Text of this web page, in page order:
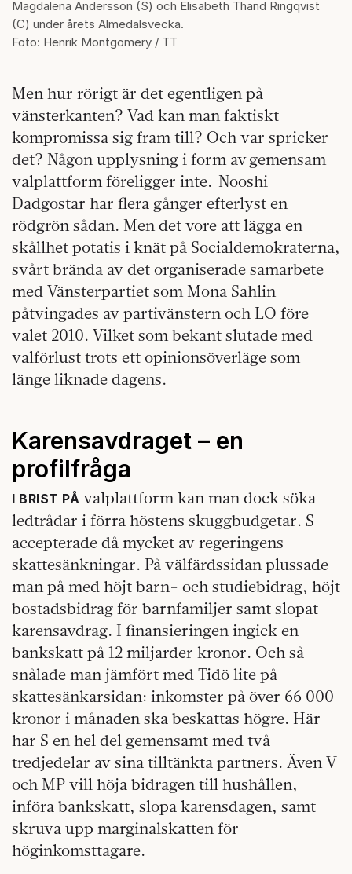
Magdalena Andersson (S) och Elisabeth Thand Ringqvist
(C) under årets Almedalsvecka.
Foto: Henrik Montgomery / TT
Men hur rörigt är det egentligen på
vänsterkanten? Vad kan man faktiskt
kompromissa sig fram till? Och var spricker
det? Någon upplysning i form av gemensam
valplattform föreligger inte. Nooshi
Dadgostar har flera gånger efterlyst en
rödgrön sådan. Men det vore att lägga en
skållhet potatis i knät på Socialdemokraterna,
svårt brända av det organiserade samarbete
med Vänsterpartiet som Mona Sahlin
påtvingades av partivänstern och LO före
valet 2010. Vilket som bekant slutade med
valförlust trots ett opinionsöverläge som
länge liknade dagens.
Karensavdraget – en
profilfråga
I BRIST PÅ valplattform kan man dock söka
ledtrådar i förra höstens skuggbudgetar. S
accepterade då mycket av regeringens
skattesänkningar. På välfärdssidan plussade
man på med höjt barn- och studiebidrag, höjt
bostadsbidrag för barnfamiljer samt slopat
karensavdrag. I finansieringen ingick en
bankskatt på 12 miljarder kronor. Och så
snålade man jämfört med Tidö lite på
skattesänkarsidan: inkomster på över 66 000
kronor i månaden ska beskattas högre. Här
har S en hel del gemensamt med två
tredjedelar av sina tilltänkta partners. Även V
och MP vill höja bidragen till hushållen,
införa bankskatt, slopa karensdagen, samt
skruva upp marginalskatten för
höginkomsttagare.